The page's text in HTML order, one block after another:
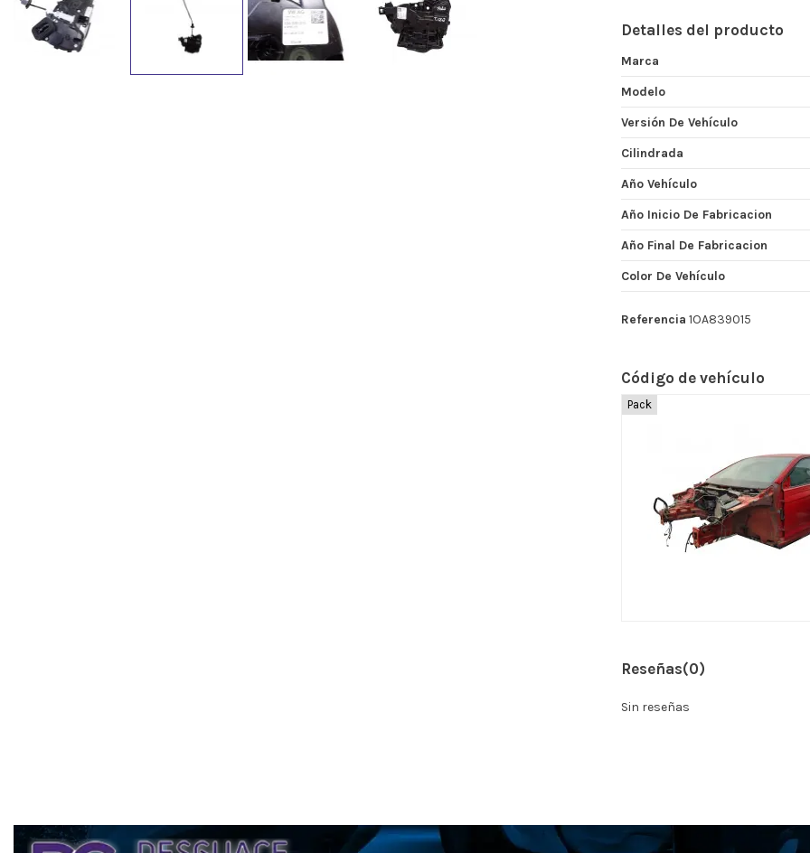
Detalles del producto
Marca
Modelo
Versión De Vehículo
Cilindrada
Año Vehículo
Año Inicio De Fabricacion
Año Final De Fabricacion
Color De Vehículo
Referencia 1OA839015
Código de vehículo
Pack
Reseñas(0)
Sin reseñas